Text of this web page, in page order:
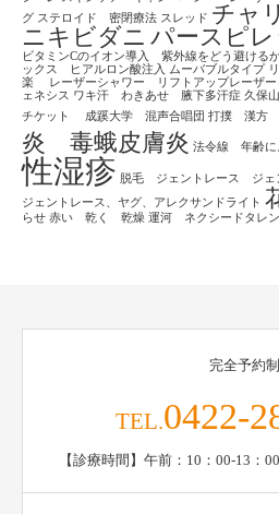
グ ステロイド 密閉療法 スレッド チャ
ニキビダニ パースピレ
ビタミンCのイオン導入 紫外線をどう避ける
ックス ヒアルロン酸注入
ムーバブルタイプ
楽
レーザーシャワー リフトアップレーザ
ェネシス ワキ汗 わきあせ 腋下多汗症 久保
チケット
成蹊大学 混声合唱団 打撲 漢方
炎 毒蛾皮膚炎 法令線 年齢に
性湿疹 脱毛 ジェントレース ジェ
ジェントレース、ヤグ、アレクサンドライト
らせ 赤い 乾く 乾燥 運河 ネクシードタレン
完全予約制
TEL.0422-
【診療時間】午前：10：00-13：